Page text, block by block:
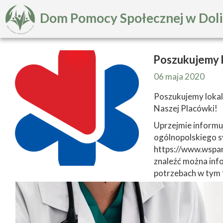
Dom Pomocy Społecznej w
06 maja 2020
Poszukujemy
Naszej Placówki!
Uprzejmie
ogólnopolskiego
https://
znaleźć można
potrzebach w tym
zadeklarować